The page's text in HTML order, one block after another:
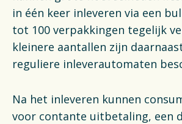
in één keer inleveren via een
tot 100 verpakkingen tegelijk
kleinere aantallen zijn
reguliere inleverautomaten
Na het inleveren kunnen
voor contante uitbetaling, een